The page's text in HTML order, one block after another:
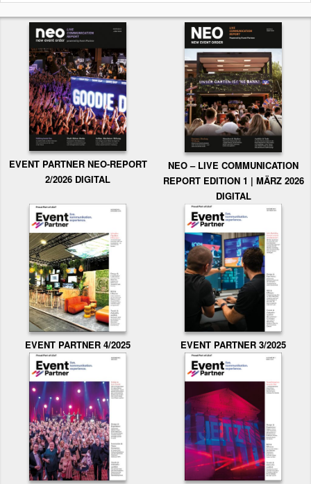
EVENT PARTNER NEO-REPORT
2/2026 DIGITAL
NEO – LIVE COMMUNICATION
REPORT EDITION 1 | MÄRZ 2026
DIGITAL
EVENT PARTNER 4/2025 EVENT PARTNER 3/2025